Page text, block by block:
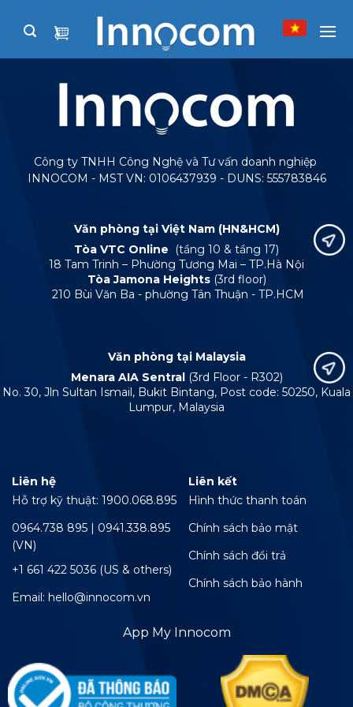
Công ty TNHH Công Nghệ và Tư vấn doanh nghiệp
INNOCOM - MST VN: 0106437939 - DUNS: 555783846
Văn phòng tại Việt Nam (HN&HCM)
Tòa VTC Online
(tầng 10 & tầng 17)
18 Tam Trinh – Phường Tương Mai – TP.Hà Nội
Tòa Jamona Heights (3rd floor)
210 Bùi Văn Ba - phường Tân Thuận - TP.HCM
Văn phòng tại Malaysia
Menara AIA Sentral (3rd Floor - R302)
No. 30, Jln Sultan Ismail, Bukit Bintang, Post code: 50250, Kuala
Lumpur, Malaysia
Liên hệ
Hỗ trợ kỹ thuật: 1900.068.895
0964.738 895 | 0941.338.895
(VN)
+1 661 422 5036 (US & others)
Email: hello@innocom.vn
Liên kết
Hình thức thanh toán
Chính sách bảo mật
Chính sách đổi trả
Chính sách bảo hành
App My Innocom